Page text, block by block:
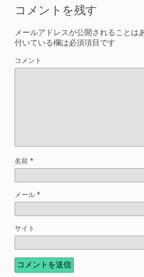
コメントを残す
メールアドレスが公開されることは
付いている欄は必須項目です
コメント
名前 *
メール *
サイト